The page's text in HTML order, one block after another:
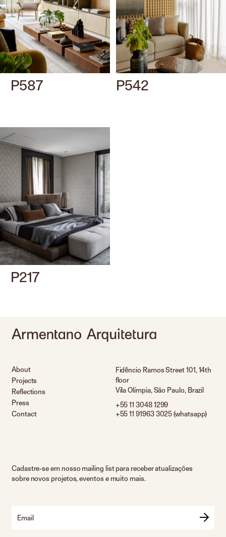
P587 P542
P217
About
Projects
Reflections
Press
Contact
Fidêncio Ramos Street 101, 14th
floor
Vila Olímpia, São Paulo, Brazil
+55 11 3048 1299
+55 11 91963 3025 (whatsapp)
Cadastre-se em nosso mailing list para receber atualizações
sobre novos projetos, eventos e muito mais.
Email